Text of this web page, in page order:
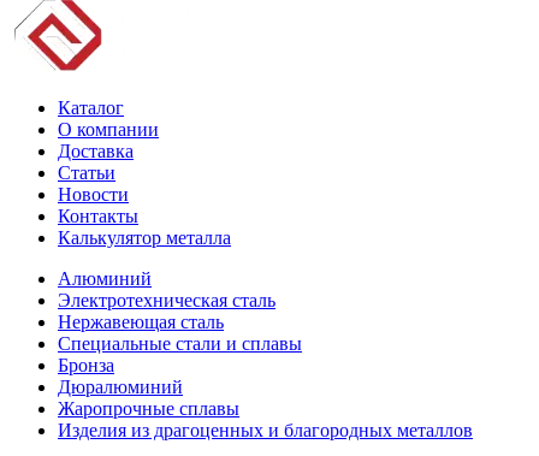
Каталог
О компании
Доставка
Статьи
Новости
Контакты
Калькулятор металла
Алюминий
Электротехническая сталь
Нержавеющая сталь
Специальные стали и сплавы
Бронза
Дюралюминий
Жаропрочные сплавы
Изделия из драгоценных и благородных металлов